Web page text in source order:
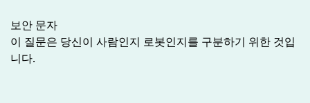
보안 문자
이 질문은 당신이 사람인지 로봇인지를 구분하기 위한 것입
니다.